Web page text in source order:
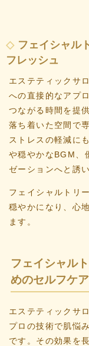
フェイシャル
フレッシュ
エステティックサ
への直接的なアプ
つながる時間を提
落ち着いた空間で
ストレスの軽減に
や穏やかなBGM、
ゼーションへと誘
フェイシャルトリ
穏やかになり、心
ます。
フェイシャル
めのセルフケ
エステティックサ
プロの技術で肌悩
です。その効果を